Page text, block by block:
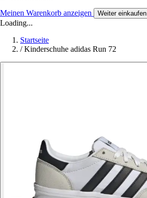
Meinen Warenkorb anzeigen Weiter einkaufen
Loading...
Startseite
/ Kinderschuhe adidas Run 72